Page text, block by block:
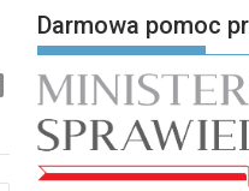
Darmowa pomoc